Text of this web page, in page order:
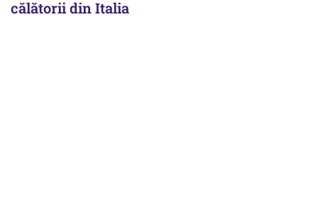
călătorii din Italia